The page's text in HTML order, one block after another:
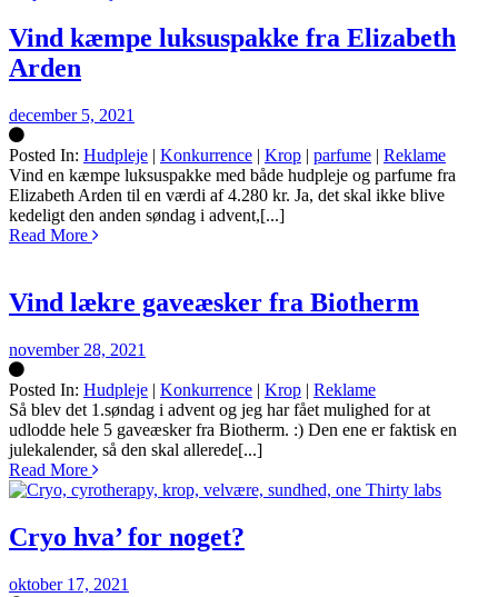
Vind kæmpe luksuspakke fra Elizabeth
Arden
december 5, 2021
Posted In: Hudpleje | Konkurrence | Krop | parfume | Reklame
Silke
Vind en kæmpe luksuspakke med både hudpleje og parfume fra
Elizabeth Arden til en værdi af 4.280 kr. Ja, det skal ikke blive
kedeligt den anden søndag i advent,[...]
Read More
Vind lækre gaveæsker fra Biotherm
november 28, 2021
Posted In: Hudpleje | Konkurrence | Krop | Reklame
Silke
Så blev det 1.søndag i advent og jeg har fået mulighed for at
udlodde hele 5 gaveæsker fra Biotherm. :) Den ene er faktisk en
julekalender, så den skal allerede[...]
Read More
Cryo hva’ for noget?
oktober 17, 2021